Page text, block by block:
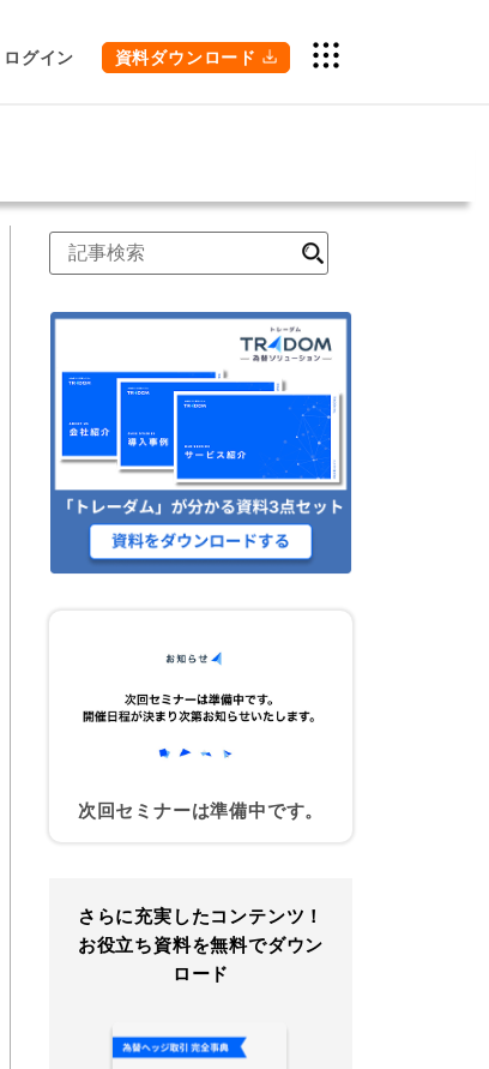
ログイン 資料ダウンロード
索
次回セミナーは準備中です。
さらに充実したコンテンツ！
お役立ち資料を無料でダウン
ロード